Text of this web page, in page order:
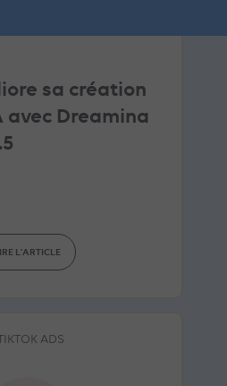
sa création
avec Dreamina
L'ARTICLE
ADS